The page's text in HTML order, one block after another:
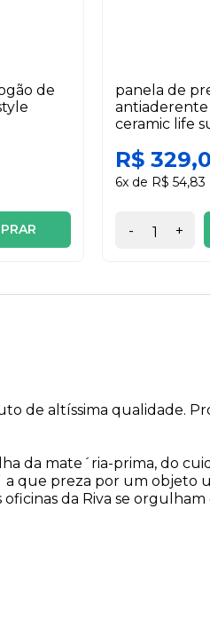
de
panela de
antiaderente
ceramic life
R$
6x de R$ 54,83
- +
de altíssima qualidade.
da mate´ria-prima, do
que preza por um objeto
da Riva se